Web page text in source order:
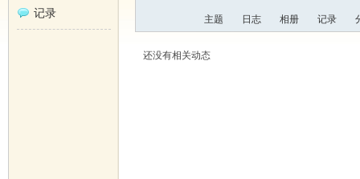
记录
主题 日志 相册 记录
还没有相关动态